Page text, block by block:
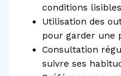
conditions
Utilisation des
pour garder une
Consultation
suivre ses